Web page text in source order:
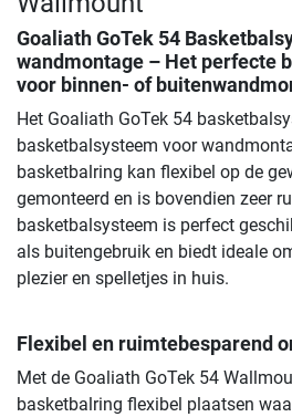
Goaliath GoTek 54
wandmontage – Het perfecte
voor binnen- of
Het Goaliath GoTek 54
basketbalsysteem voor
basketbalring kan flexibel op de
gemonteerd en is bovendien zeer
basketbalsysteem is perfect
als buitengebruik en biedt ideale
plezier en spelletjes in huis.
Flexibel en ruimtebesparend
Met de Goaliath GoTek 54
basketbalring flexibel plaatsen